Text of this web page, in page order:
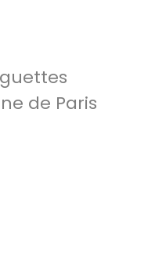
de Paris